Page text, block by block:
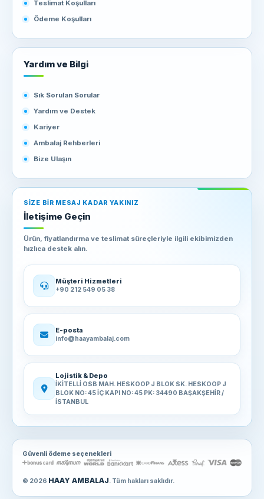
Teslimat Koşulları
Ödeme Koşulları
Yardım ve Bilgi
Sık Sorulan Sorular
Yardım ve Destek
Kariyer
Ambalaj Rehberleri
Bize Ulaşın
SIZE BIR MESAJ KADAR YAKINIZ
İletişime Geçin
Ürün, fiyatlandırma ve teslimat süreçleriyle ilgili ekibimizden
hızlıca destek alın.
Müşteri Hizmetleri
+90 212 549 05 38
E-posta
info@haayambalaj.com
Lojistik & Depo
İKİTELLİ OSB MAH. HESKOOP J BLOK SK. HESKOOP J
BLOK NO: 45 İÇ KAPI NO: 45 PK: 34490 BAŞAKŞEHİR /
İSTANBUL
Güvenli ödeme seçenekleri
© 2026 HAAY AMBALAJ. Tüm hakları saklıdır.